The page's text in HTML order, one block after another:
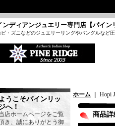
ンディアンジュエリー専門店【パイン
ピ・ズニなどのジュエリーリングやバングルなど
うこそパインリッ
へ！
店ホームページをご覧
き、誠にありがとう御
ホーム ｜ Hopi
商品詳